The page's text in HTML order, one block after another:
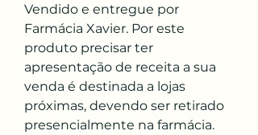
Vendido e entregue por
Farmácia Xavier. Por este
produto precisar ter
apresentação de receita a sua
venda é destinada a lojas
próximas, devendo ser retirado
presencialmente na farmácia.